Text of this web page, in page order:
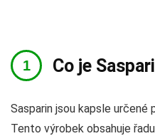
Co je
Sasparin jsou kapsle určené
Tento výrobek obsahuje